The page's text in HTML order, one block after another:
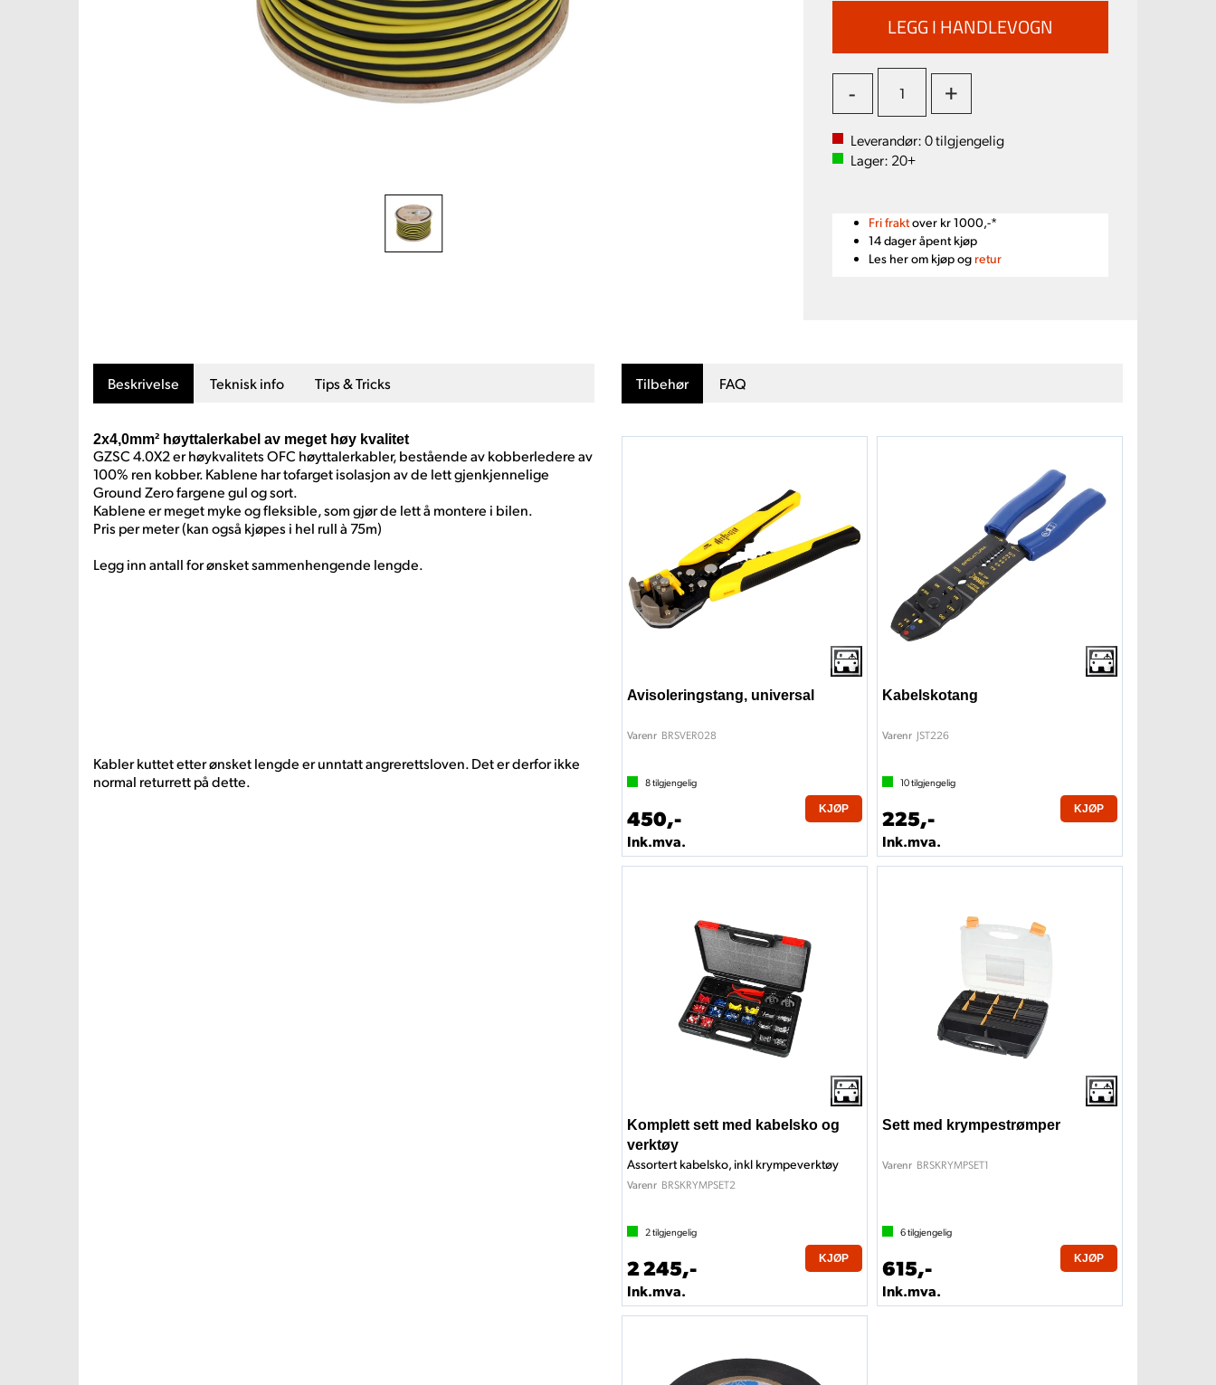
- +
Leverandør:0tilgjengelig
Lager: 20+
Fri fraktover kr 1000,-*
14 dager åpent kjøp
Les her om kjøp og retur
Beskrivelse Teknisk info Tips & Tricks
2x4,0mm² høyttalerkabel av meget høy kvalitet
GZSC 4.0X2 er høykvalitets OFC høyttalerkabler, bestående av kobberledere av
100% ren kobber. Kablene har tofarget isolasjon av de lett gjenkjennelige
Ground Zero fargene gul og sort.
Kablene er meget myke og fleksible, som gjør de lett å montere i bilen.
Pris per meter (kan også kjøpes i hel rull à 75m)
Legg inn antall for ønsket sammenhengende lengde.
Kabler kuttet etter ønsket lengde er unntatt angrerettsloven. Det er derfor ikke
normal returrett på dette.
Tilbehør FAQ
Avisoleringstang, universal
Varenr BRSVER028
8tilgjengelig
450,-
Ink.mva.
KJØP
Kabelskotang
Varenr JST226
10tilgjengelig
225,-
Ink.mva.
KJØP
Komplett sett med kabelsko og
verktøy
Assortert kabelsko, inkl krympeverktøy
Varenr BRSKRYMPSET2
2tilgjengelig
2 245,-
Ink.mva.
KJØP
Sett med krympestrømper
Varenr BRSKRYMPSET1
6tilgjengelig
615,-
Ink.mva.
KJØP